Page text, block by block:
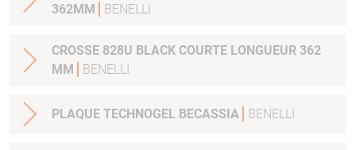
362MM
BENELLI
CROSSE 828U BLACK COURTE LONGUEUR 362
MM
BENELLI
PLAQUE TECHNOGEL BECASSIA BENELLI